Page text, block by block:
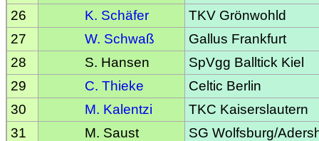
26
K. Schäfer
TKV Grönwohld
27
W. Schwaß
Gallus Frankfurt
28
S. Hansen
SpVgg Balltick Kiel
29
C. Thieke
Celtic Berlin
30
M. Kalentzi
TKC Kaiserslautern
31
M. Saust
SG Wolfsburg/